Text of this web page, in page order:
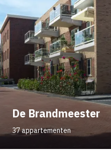
De Brandmeester
37 appartementen